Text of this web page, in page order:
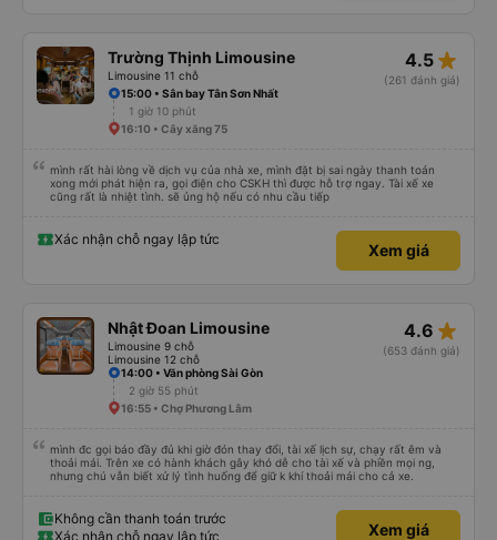
Trường Thịnh Limousine
Limousine 11 chỗ
4.5 star_rate
(261 đánh giá)
15:00 • Sân bay Tân Sơn Nhất
1 giờ 10 phút
16:10 • Cây xăng 75
mình rất hài lòng về dịch vụ của nhà xe, mình đặt bị sai ngày thanh toán
xong mới phát hiện ra, gọi điện cho CSKH thì được hỗ trợ ngay. Tài xế xe
cũng rất là nhiệt tình. sẽ ủng hộ nếu có nhu cầu tiếp
Xác nhận chỗ ngay lập tức
Xem giá
Nhật Đoan Limousine
Limousine 9 chỗ
Limousine 12 chỗ
4.6 star_rate
(653 đánh giá)
14:00 • Văn phòng Sài Gòn
2 giờ 55 phút
16:55 • Chợ Phương Lâm
mình đc gọi báo đầy đủ khi giờ đón thay đổi, tài xế lịch sự, chạy rất êm và
thoải mái. Trên xe có hành khách gây khó dễ cho tài xế và phiền mọi ng,
nhưng chú vẫn biết xử lý tình huống để giữ k khí thoải mái cho cả xe.
Không cần thanh toán trước
Xác nhận chỗ ngay lập tức
Xem giá